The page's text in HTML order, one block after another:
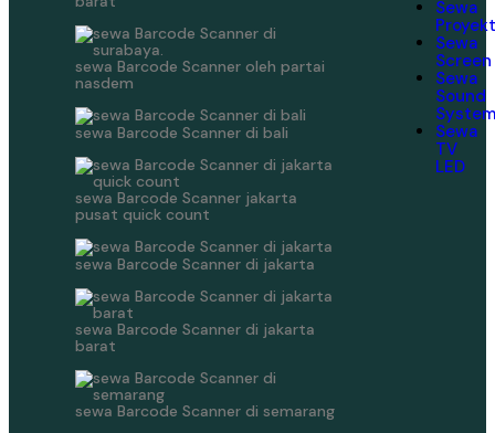
sewa Barcode Scanner oleh partai
nasdem
sewa Barcode Scanner di bali
sewa Barcode Scanner jakarta
pusat quick count
sewa Barcode Scanner di jakarta
sewa Barcode Scanner di jakarta
barat
sewa Barcode Scanner di semarang
Sewa
Sewa
Screen
Sewa
Sound
System
Sewa
TV
LED